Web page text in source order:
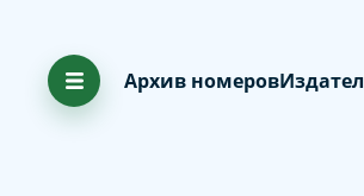
Архив номеров